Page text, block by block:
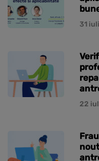
31
22